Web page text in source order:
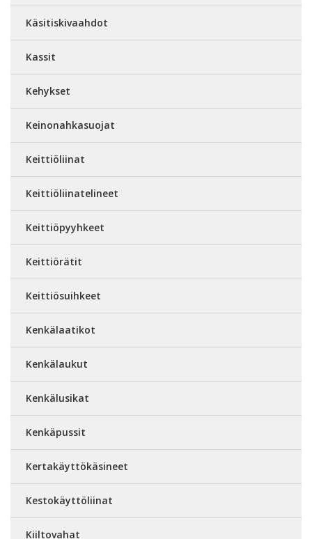
Käsitiskivaahdot
Kassit
Kehykset
Keinonahkasuojat
Keittiöliinat
Keittiöliinatelineet
Keittiöpyyhkeet
Keittiörätit
Keittiösuihkeet
Kenkälaatikot
Kenkälaukut
Kenkälusikat
Kenkäpussit
Kertakäyttökäsineet
Kestokäyttöliinat
Kiiltovahat